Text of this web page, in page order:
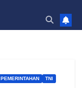
PEMERINTAHAN TNI